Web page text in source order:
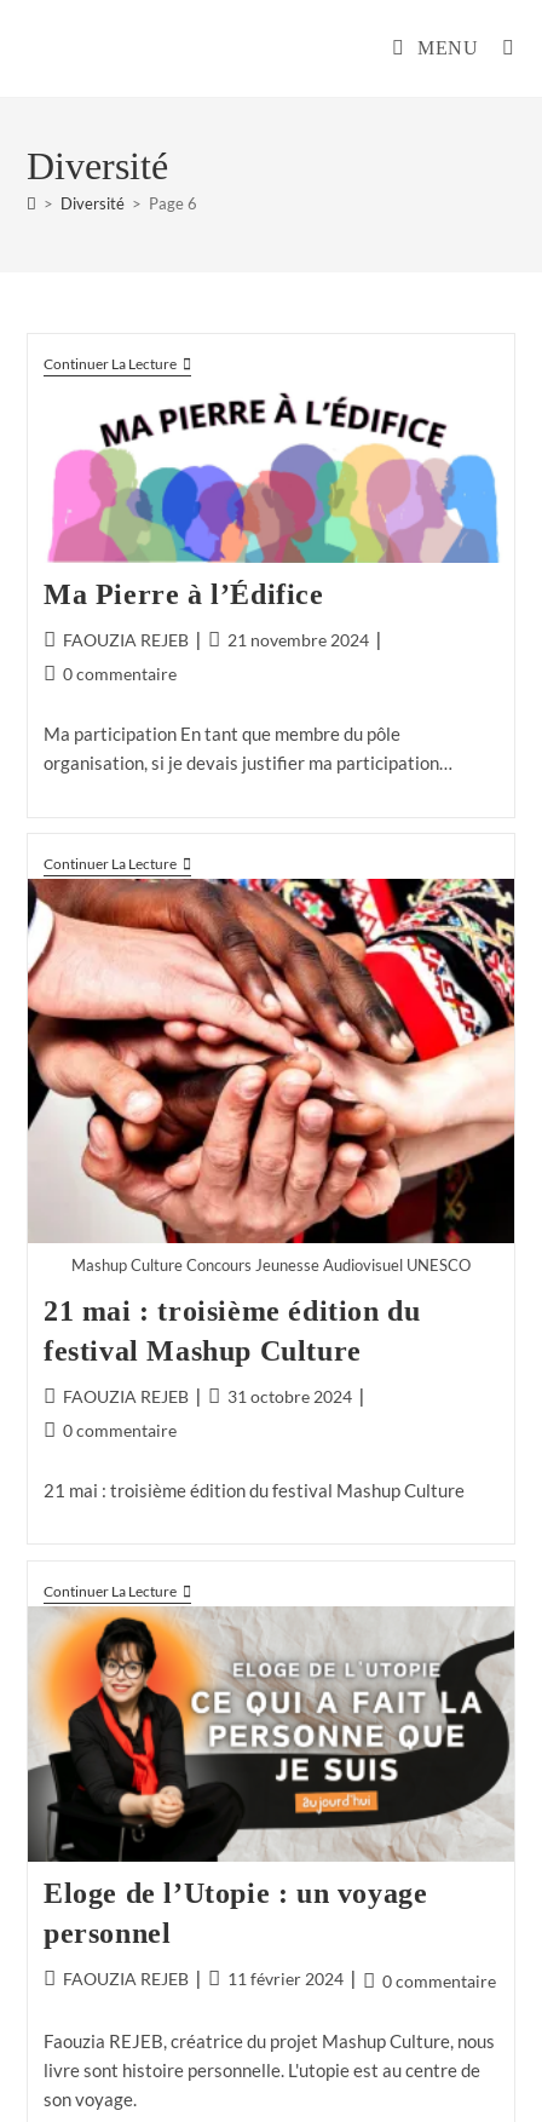
MENU
Diversité
> Diversité > Page 6
Continuer La Lecture
Ma Pierre à l’Édifice
FAOUZIA REJEB
21 novembre 2024
0 commentaire
Ma participation En tant que membre du pôle
organisation, si je devais justifier ma participation…
Continuer La Lecture
Mashup Culture Concours Jeunesse Audiovisuel UNESCO
21 mai : troisième édition du
festival Mashup Culture
FAOUZIA REJEB
31 octobre 2024
0 commentaire
21 mai : troisième édition du festival Mashup Culture
Continuer La Lecture
Eloge de l’Utopie : un voyage
personnel
FAOUZIA REJEB 11 février 2024 0 commentaire
Faouzia REJEB, créatrice du projet Mashup Culture, nous
livre sont histoire personnelle. L'utopie est au centre de
son voyage.